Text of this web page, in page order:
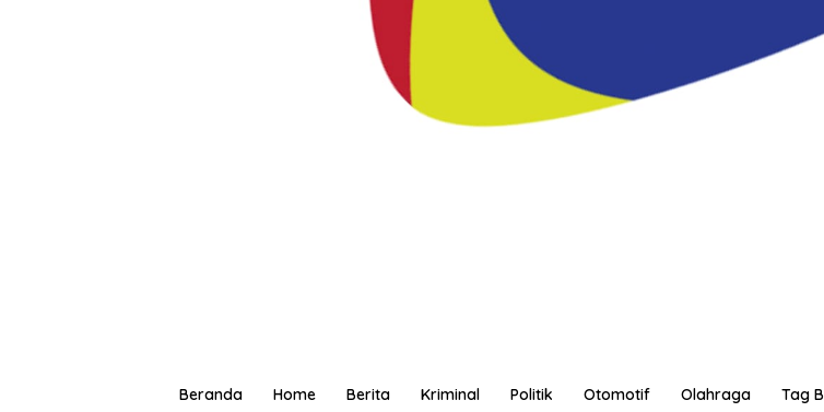
Beranda Home Berita Kriminal Politik Otomotif Olahraga Tag